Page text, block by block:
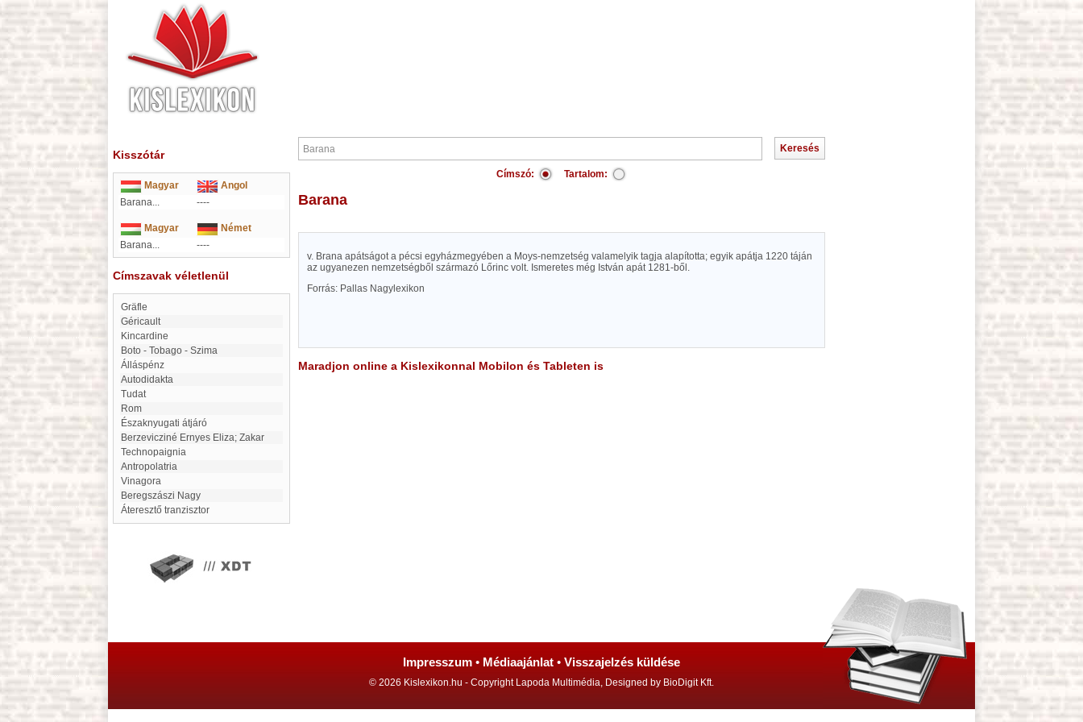
Kisszótár
Magyar
Angol
Barana...
----
Magyar
Német
Barana...
----
Címszavak véletlenül
Gräfle
Géricault
Kincardine
Boto - Tobago - Szima
Álláspénz
autodidakta
tudat
Rom
Északnyugati átjáró
Berzevicziné Ernyes Eliza; Zakar
technopaignia
Antropolatria
Vinagora
Beregszászi Nagy
áteresztő tranzisztor
Címszó: Tartalom:
Barana
v. Brana apátságot a pécsi egyházmegyében a Moys-nemzetség valamelyik tagja alapította; egyik apátja 1220 táján
az ugyanezen nemzetségből származó Lőrinc volt. Ismeretes még István apát 1281-ből.
Forrás: Pallas Nagylexikon
Maradjon online a Kislexikonnal Mobilon és Tableten is
Impresszum • Médiaajánlat • Visszajelzés küldése
© 2026 Kislexikon.hu - Copyright Lapoda Multimédia, Designed by BioDigit Kft.